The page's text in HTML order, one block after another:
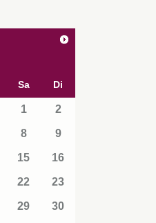
Sa Di
1 2
8 9
15 16
22 23
29 30